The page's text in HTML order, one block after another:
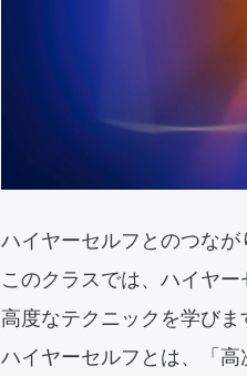
ハイヤーセルフとのつな
このクラスでは、ハイヤ
高度なテクニックを学びま
ハイヤーセルフとは、「高